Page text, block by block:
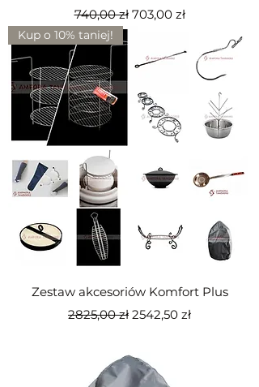
Regularna cena
740,00 zł Cena rabatowa
703,00 zł
Kup o 10% taniej!
Zestaw akcesoriów Komfort Plus
Regularna cena
2825,00 zł Cena rabatowa
2542,50 zł